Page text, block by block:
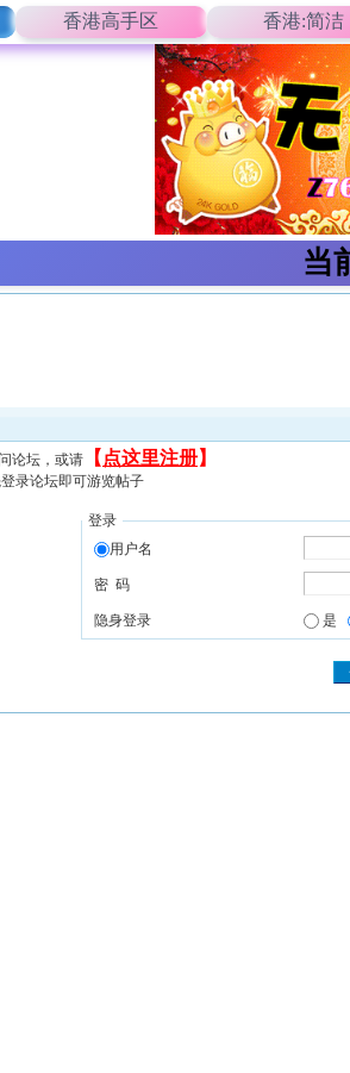
香港高手区 香港:简洁
当
论坛，或请 【 点这里注册】
录论坛即可游览帖子
登录
用户名
密 码
隐身登录 是